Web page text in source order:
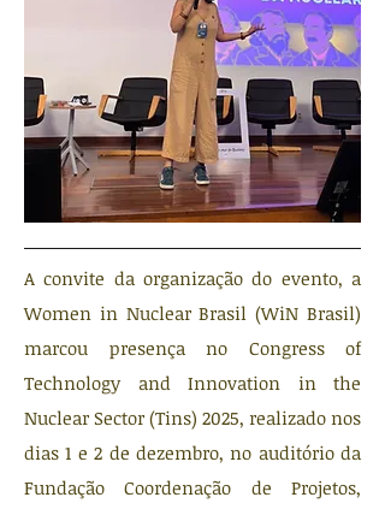
A convite da organização do evento, a
Women in Nuclear Brasil (WiN Brasil)
marcou presença no Congress of
Technology and Innovation in the
Nuclear Sector (Tins) 2025, realizado nos
dias 1 e 2 de dezembro, no auditório da
Fundação Coordenação de Projetos,